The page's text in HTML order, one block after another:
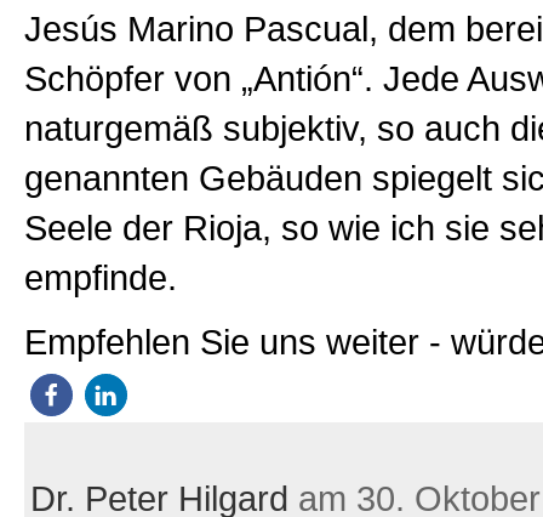
Jesús Marino Pascual, dem
Schöpfer von „Antión“. Jede
naturgemäß subjektiv, so auch
genannten Gebäuden spiegelt
Seele der Rioja, so wie ich sie
empfinde.
Empfehlen Sie uns weiter -
Dr. Peter Hilgard am 30.